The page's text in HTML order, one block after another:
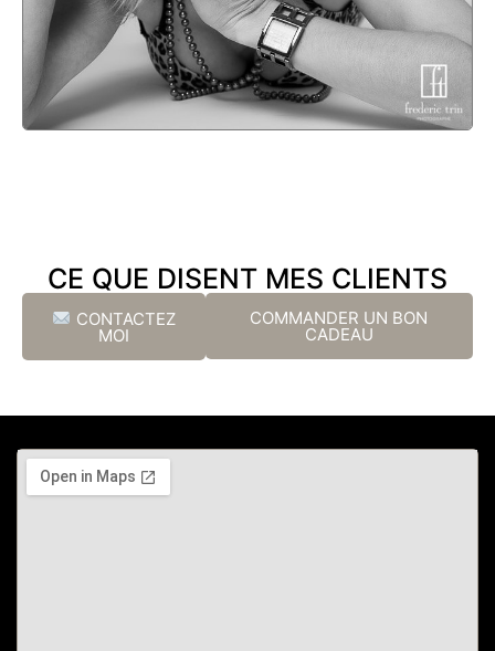
CE QUE DISENT MES CLIENTS
CONTACTEZ
MOI
COMMANDER UN BON
CADEAU